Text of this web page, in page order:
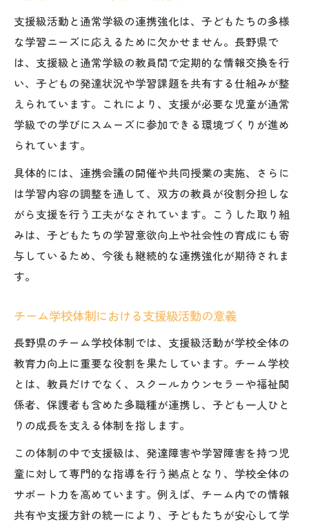
支援級活動と通常学級の連携強化は、子どもたちの多様
な学習ニーズに応えるために欠かせません。長野県で
は、支援級と通常学級の教員間で定期的な情報交換を行
い、子どもの発達状況や学習課題を共有する仕組みが整
えられています。これにより、支援が必要な児童が通常
学級での学びにスムーズに参加できる環境づくりが進め
られています。
具体的には、連携会議の開催や共同授業の実施、さらに
は学習内容の調整を通して、双方の教員が役割分担しな
がら支援を行う工夫がなされています。こうした取り組
みは、子どもたちの学習意欲向上や社会性の育成にも寄
与しているため、今後も継続的な連携強化が期待されま
す。
チーム学校体制における支援級活動の意義
長野県のチーム学校体制では、支援級活動が学校全体の
教育力向上に重要な役割を果たしています。チーム学校
とは、教員だけでなく、スクールカウンセラーや福祉関
係者、保護者も含めた多職種が連携し、子ども一人ひと
りの成長を支える体制を指します。
この体制の中で支援級は、発達障害や学習障害を持つ児
童に対して専門的な指導を行う拠点となり、学校全体の
サポート力を高めています。例えば、チーム内での情報
共有や支援方針の統一により、子どもたちが安心して学